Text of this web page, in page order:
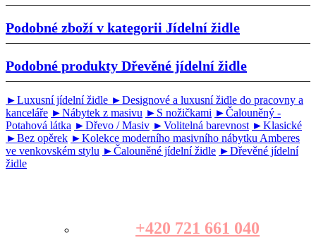
Podobné zboží v kategorii Jídelní židle
Podobné produkty Dřevěné jídelní židle
►Luxusní jídelní židle ►Designové a luxusní židle do pracovny a
kanceláře ►Nábytek z masivu ►S nožičkami ►Čalouněný -
Potahová látka ►Dřevo / Masiv ►Volitelná barevnost ►Klasické
►Bez opěrek ►Kolekce moderního masivního nábytku Amberes
ve venkovském stylu ►Čalouněné jídelní židle ►Dřevěné jídelní
židle
+420 721 661 040